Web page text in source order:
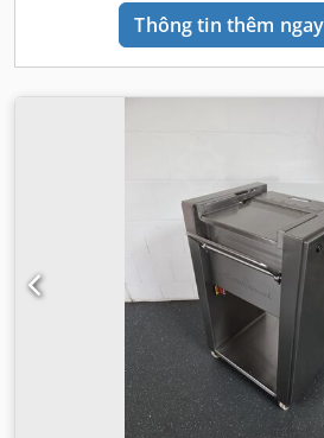
Thông tin thêm